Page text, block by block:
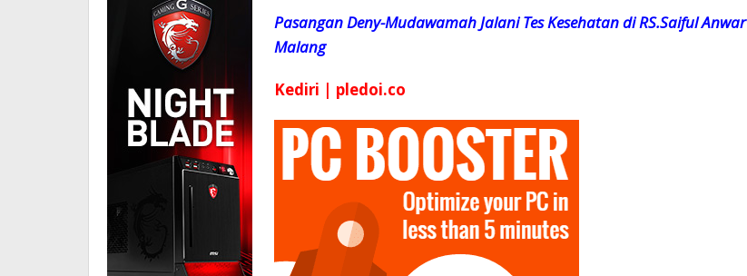
Pasangan Deny-Mudawamah Jalani Tes Kesehatan di RS.Saiful Anwar
Malang
Kediri | pledoi.co